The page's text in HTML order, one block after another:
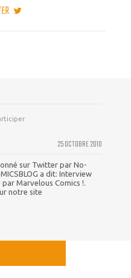
25 OCTOBRE 2010
sur Twitter par No-
a dit: Interview
Marvelous Comics !.
notre site